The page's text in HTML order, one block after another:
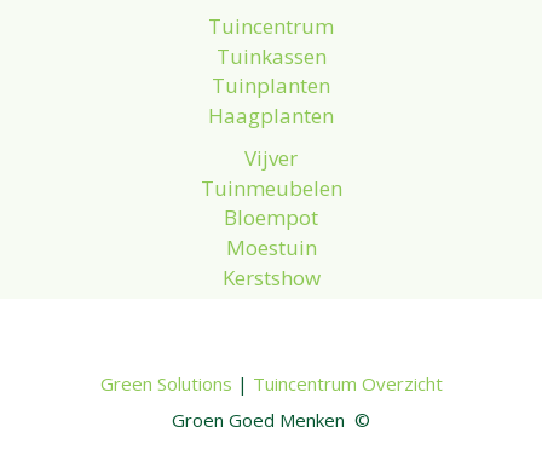
Tuincentrum
Tuinkassen
Tuinplanten
Haagplanten
Vijver
Tuinmeubelen
Bloempot
Moestuin
Kerstshow
Groen Goed Menken ©
Green Solutions | Tuincentrum Overzicht